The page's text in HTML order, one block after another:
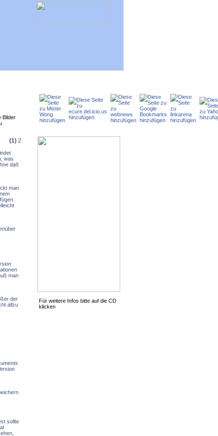
Bilder
(1) 2
was
daß
man
man
der
allzu
sollte
Für weitere Infos bitte auf die CD
klicken